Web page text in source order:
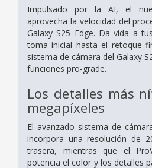
Impulsado por la AI, el
aprovecha la velocidad del
Galaxy S25 Edge. Da vida a
toma inicial hasta el retoque
sistema de cámara del Galaxy
funciones pro-grade.
Los detalles más
megapíxeles
El avanzado sistema de
incorpora una resolución de
trasera, mientras que el
potencia el color y los detalles